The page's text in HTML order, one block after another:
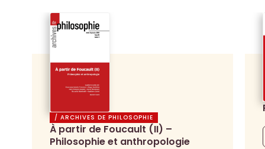
/ ARCHIVES DE PHILOSOPHIE
À partir de Foucault (II) –
Philosophie et anthropologie